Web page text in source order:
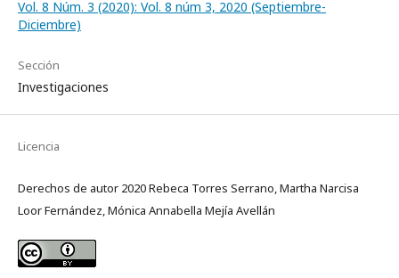
Vol. 8 Núm. 3 (2020): Vol. 8 núm 3, 2020 (Septiembre-
Diciembre)
Sección
Investigaciones
Licencia
Derechos de autor 2020 Rebeca Torres Serrano, Martha Narcisa
Loor Fernández, Mónica Annabella Mejía Avellán